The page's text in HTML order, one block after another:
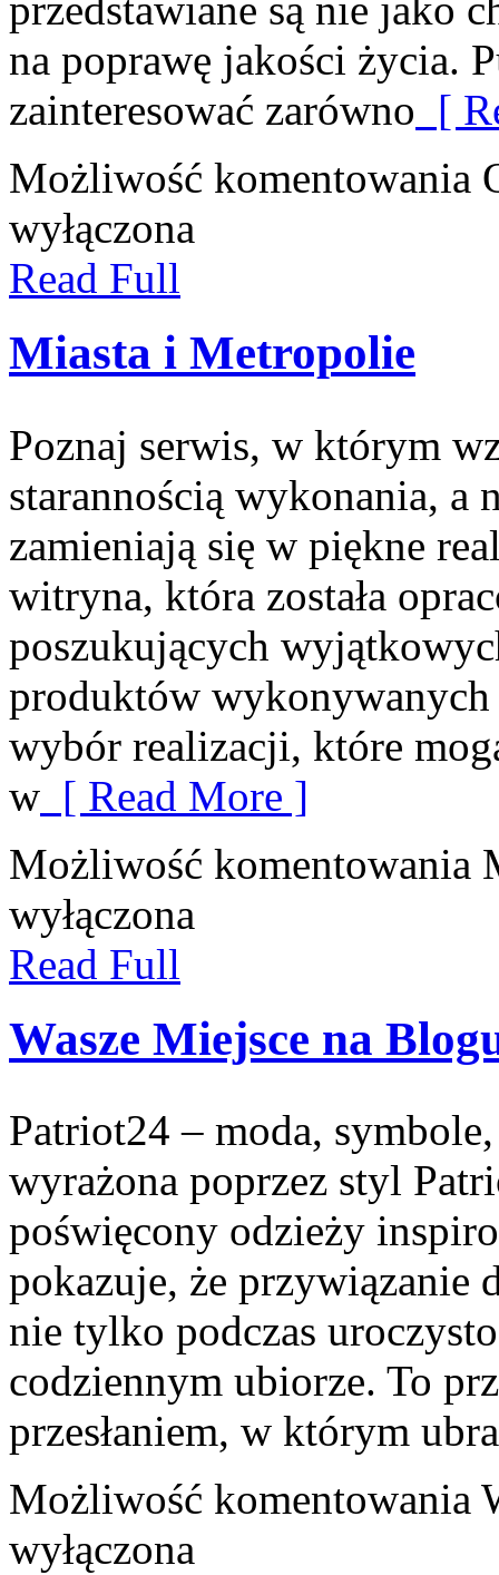
na poprawę jakości życia.
zainteresować zarówno [
Możliwość komentowania
wyłączona
Read Full
Miasta i Metropolie
Poznaj serwis, w którym
starannością wykonania, a
zamieniają się w piękne
witryna, która została
poszukujących
produktów wykonywanych
wybór realizacji, które
w [ Read More ]
Możliwość komentowania
wyłączona
Read Full
Wasze Miejsce na
Patriot24 – moda,
wyrażona poprzez styl
poświęcony odzieży
pokazuje, że przywiązanie
nie tylko podczas
codziennym ubiorze. To
przesłaniem, w którym
Możliwość komentowania
wyłączona